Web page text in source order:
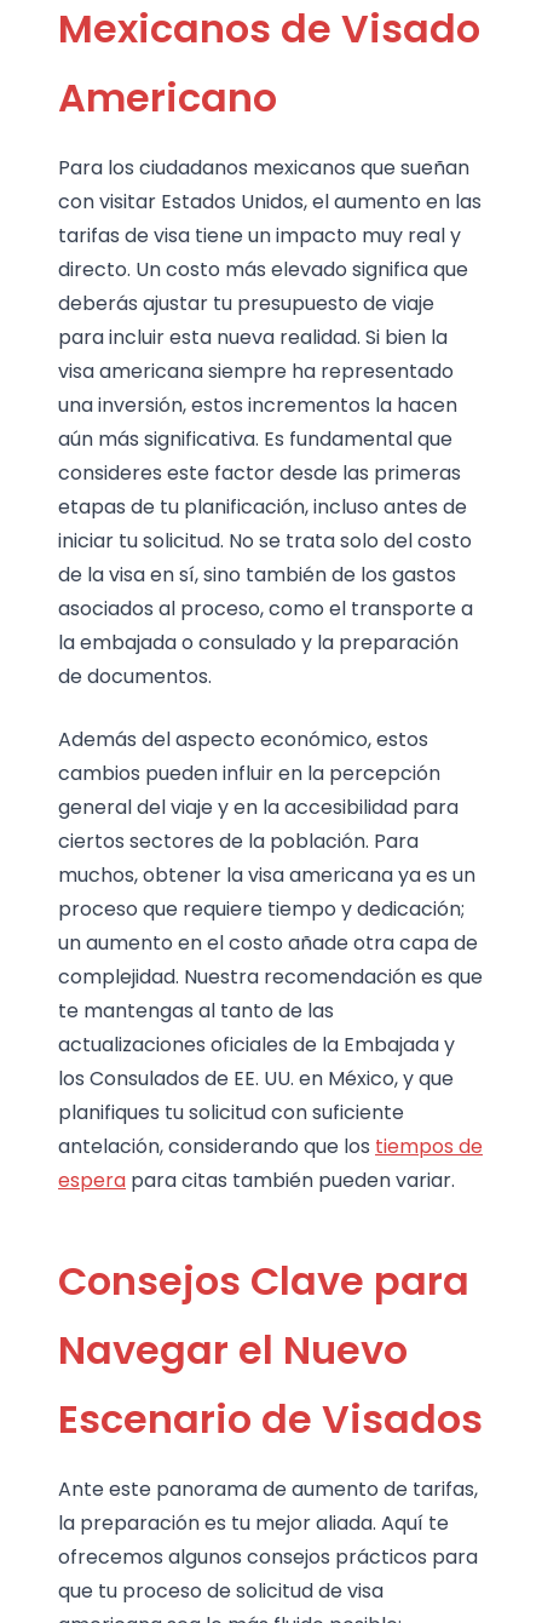
Mexicanos de Visado
Americano
Para los ciudadanos mexicanos que sueñan
con visitar Estados Unidos, el aumento en las
tarifas de visa tiene un impacto muy real y
directo. Un costo más elevado significa que
deberás ajustar tu presupuesto de viaje
para incluir esta nueva realidad. Si bien la
visa americana siempre ha representado
una inversión, estos incrementos la hacen
aún más significativa. Es fundamental que
consideres este factor desde las primeras
etapas de tu planificación, incluso antes de
iniciar tu solicitud. No se trata solo del costo
de la visa en sí, sino también de los gastos
asociados al proceso, como el transporte a
la embajada o consulado y la preparación
de documentos.
Además del aspecto económico, estos
cambios pueden influir en la percepción
general del viaje y en la accesibilidad para
ciertos sectores de la población. Para
muchos, obtener la visa americana ya es un
proceso que requiere tiempo y dedicación;
un aumento en el costo añade otra capa de
complejidad. Nuestra recomendación es que
te mantengas al tanto de las
actualizaciones oficiales de la Embajada y
los Consulados de EE. UU. en México, y que
planifiques tu solicitud con suficiente
antelación, considerando que los tiempos de
espera para citas también pueden variar.
Consejos Clave para
Navegar el Nuevo
Escenario de Visados
Ante este panorama de aumento de tarifas,
la preparación es tu mejor aliada. Aquí te
ofrecemos algunos consejos prácticos para
que tu proceso de solicitud de visa